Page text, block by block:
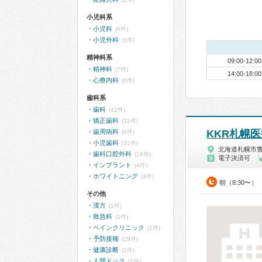
09:00-12:00
14:00-18:00
KKR札幌
北海道札幌市
電子決済可
朝（8:30〜）
小児科系
小児科 (6件)
小児外科 (1件)
精神科系
精神科 (7件)
心療内科 (6件)
歯科系
歯科 (42件)
矯正歯科 (12件)
歯周病科 (6件)
小児歯科 (31件)
歯科口腔外科 (16件)
インプラント (4件)
ホワイトニング (4件)
その他
漢方 (1件)
救急科 (1件)
ペインクリニック (1件)
予防接種 (29件)
健康診断 (1件)